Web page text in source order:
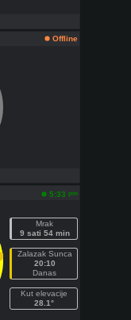
Offline
5:33 pm
Mrak
9 sati 54 min
Zalazak Sunca
20:10
Danas
Kut elevacije
28.1°